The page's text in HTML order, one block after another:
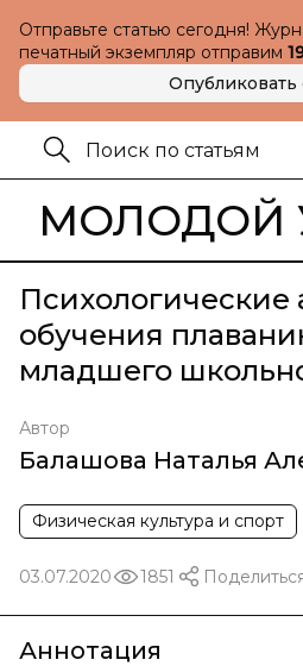
Отправьте статью сегодня!
печатный экземпляр отправим
Опубликовать
МОЛОДОЙ
Психологические
обучения
младшего
Автор
Балашова Наталья
Физическая культура и спорт
03.07.2020 1851
Аннотация